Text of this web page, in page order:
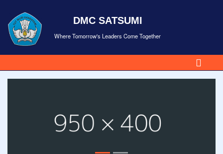
DMC SATSUMI
Where Tomorrow's Leaders Come Together